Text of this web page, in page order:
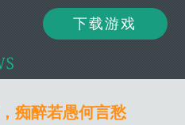
下载游戏
痴醉若愚何言愁